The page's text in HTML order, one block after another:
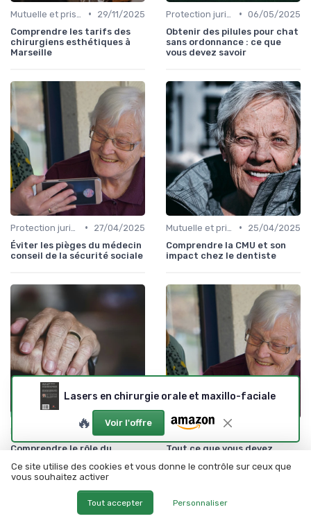
•
29/11/2025
Comprendre les tarifs des
chirurgiens esthétiques à
Marseille
• 06/05/2025
Obtenir des pilules pour chat
sans ordonnance : ce que
vous devez savoir
•
27/04/2025
Éviter les pièges du médecin
conseil de la sécurité sociale
•
25/04/2025
Comprendre la CMU et son
impact chez le dentiste
•
Comprendre le rôle du
centres de santé
Tout ce que vous devez
pour seniors en France
Lasers en chirurgie orale et maxillo-faciale
🔥 Voir l'offre
Ce site utilise des cookies et vous donne le contrôle sur ceux que
vous souhaitez activer
Tout accepter Personnaliser